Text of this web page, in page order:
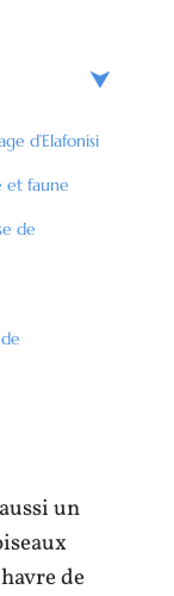
d’Elafonisi
et faune
de
un
de